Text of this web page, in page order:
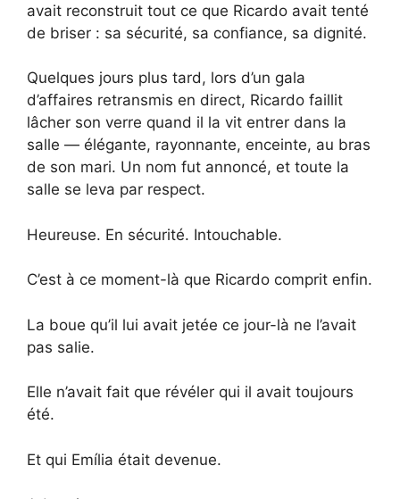
avait reconstruit tout ce que Ricardo avait tenté
de briser : sa sécurité, sa confiance, sa dignité.
Quelques jours plus tard, lors d’un gala
d’affaires retransmis en direct, Ricardo faillit
lâcher son verre quand il la vit entrer dans la
salle — élégante, rayonnante, enceinte, au bras
de son mari. Un nom fut annoncé, et toute la
salle se leva par respect.
Heureuse. En sécurité. Intouchable.
C’est à ce moment-là que Ricardo comprit enfin.
La boue qu’il lui avait jetée ce jour-là ne l’avait
pas salie.
Elle n’avait fait que révéler qui il avait toujours
été.
Et qui Emília était devenue.